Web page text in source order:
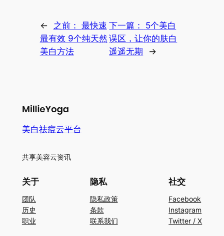
← 之前： 最快速
最有效 9个纯天然
美白方法
下一篇：
5个美白
误区，让你的肤白
遥遥无期
→
美白祛痘云平台
共享美容云资讯
关于
团队
历史
职业
隐私
隐私政策
条款
联系我们
社交
Facebook
Instagram
Twitter / X